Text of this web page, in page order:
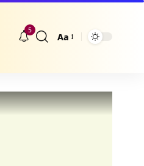
5
Größenänderung
Aa